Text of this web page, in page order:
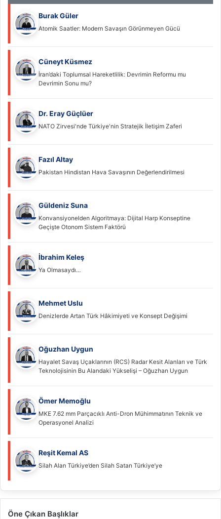
Burak Güler
Atomik Saatler: Modern Savaşın Görünmeyen Gücü
Cüneyt Küsmez
İran’daki Toplumsal Hareketlilik: Devrimin Reformu mu
Devrimin Sonu mu?
Dr. Eray Güçlüer
NATO Zirvesi'nde Türkiye'nin Stratejik İletişim Zaferi
Fazıl Altay
Pakistan Hindistan Hava Savaşının Değerlendirilmesi
Güldeniz Suna
Konvansiyonelden Algoritmaya: Dijital Harp Konseptine
Geçişte Otonom Sistem Faktörü
İbrahim Keleş
Ya Olmasaydı…
Mehmet Uslu
Denizlerde Artan Türk Hâkimiyeti ve Konsept Değişimi
Oğuzhan Uygun
Hayalet Savaş Uçaklarının (RCS) Radar Kesit Alanları ve Türk
Teknolojisinin Bu Alandaki Yükselişi – Oğuzhan Uygun
Ömer Memoğlu
MKE 7.62 mm Parçacıklı Anti-Dron Mühimmatının Teknik ve
Operasyonel Analizi
Reşit Kemal AS
Silah Alan Türkiye’den Silah Satan Türkiye’ye
Öne Çıkan Başlıklar